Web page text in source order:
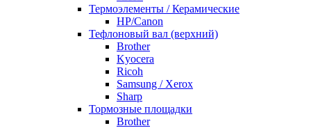
Термоэлементы / Керамические
HP/Canon
Тефлоновый вал (верхний)
Brother
Kyocera
Ricoh
Samsung / Xerox
Sharp
Тормозные площадки
Brother